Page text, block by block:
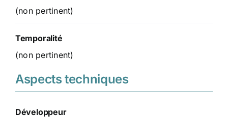
(non pertinent)
Temporalité
(non pertinent)
Aspects techniques
Développeur